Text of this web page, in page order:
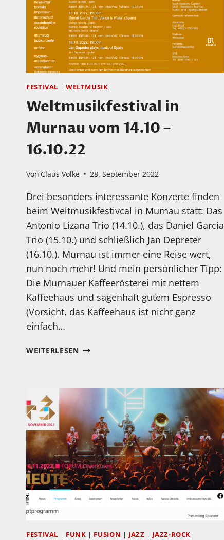
FESTIVAL | WELTMUSIK
Weltmusikfestival in
Murnau vom 14.10 –
16.10.22
Von Claus Volke 28. September 2022
Drei besonders interessante Konzerte finden
beim Weltmusikfestivcal in Murnau statt: Das
Antonio Lizana Trio (14.10.), das Daniel Garcia
Trio (15.10.) und schließlich Jan Depreter
(16.10.). Murnau ist immer eine Reise wert,
nun noch mehr! Und mein persönlicher Tipp:
Die Murnauer Kaffeerösterei mit nettem
Kaffeehaus und sagenhaft gutem Espresso
(Vorsicht, das Kaffeehaus ist nicht ganz
einfach…
WEITERLESENWELTMUSIKFESTIVAL
–
16.10.22
FESTIVAL | FUNK | FUSION | JAZZ | JAZZ-ROCK